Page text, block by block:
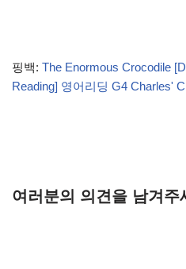
핑백: The Enormous Crocodile
Reading] 영어리딩 G4 Charles'
여러분의 의견을 남겨주